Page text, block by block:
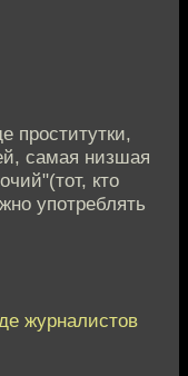
проститутки,
самая низшая
кто
употреблять
журналистов